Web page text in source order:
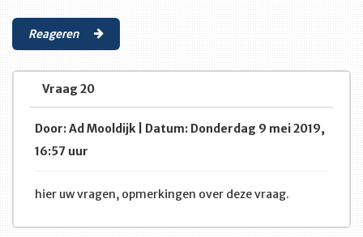
Reageren
Vraag 20
Door: Ad Mooldijk | Datum: Donderdag 9 mei 2019,
16:57 uur
hier uw vragen, opmerkingen over deze vraag.